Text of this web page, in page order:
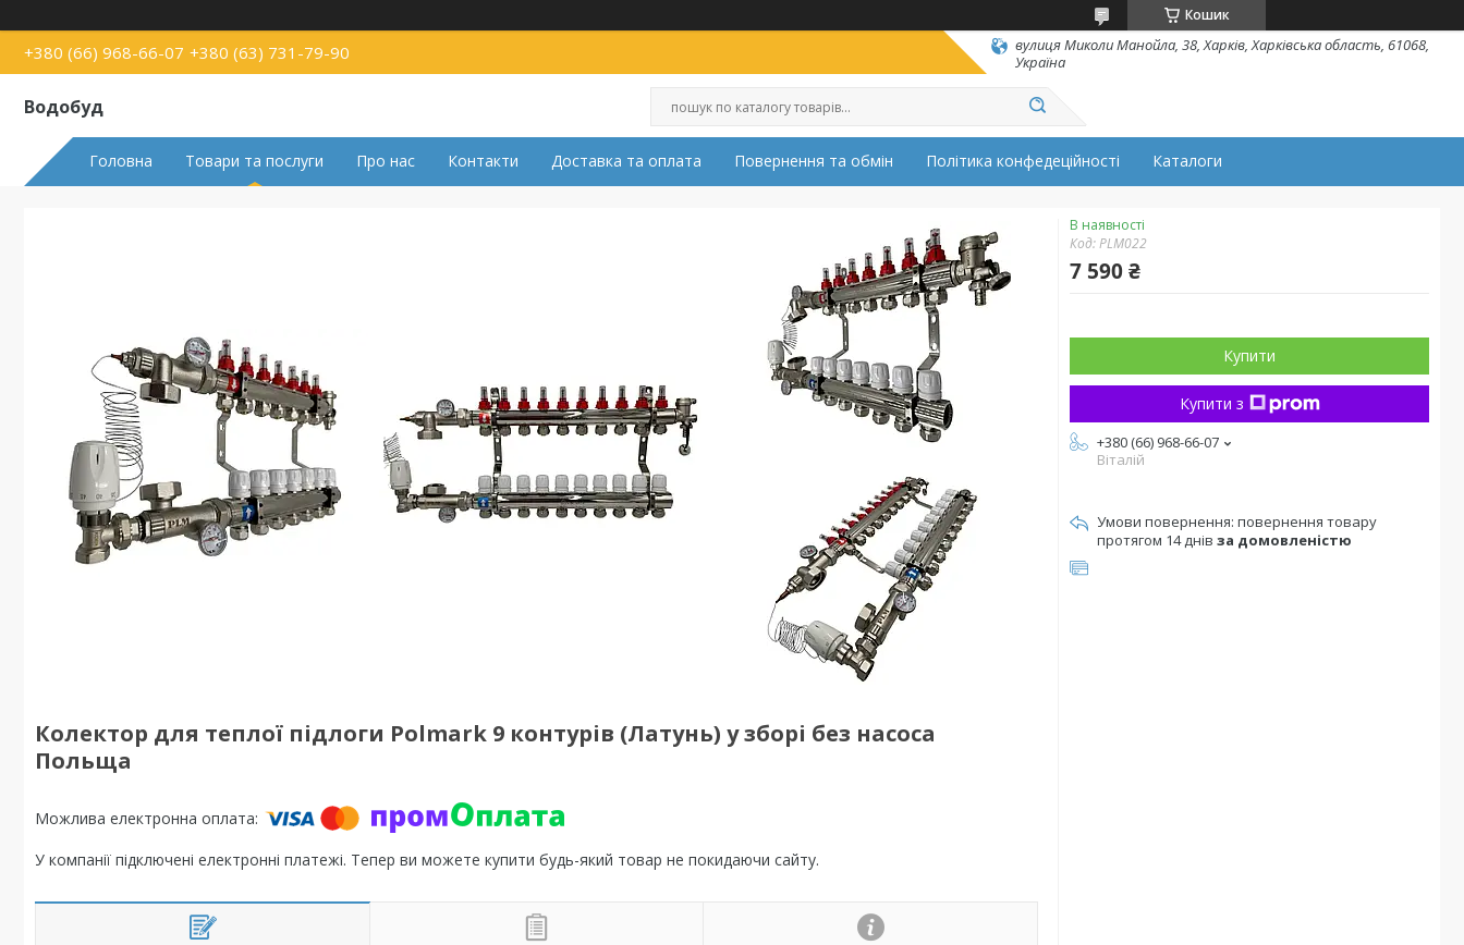
Кошик
+380 (66) 968-66-07 +380 (63) 731-79-90
вулиця Миколи Манойла, 38, Харків, Харківська область, 61068,
Україна
Водобуд
Головна Товари та послуги Про нас Контакти Доставка та оплата Повернення та обмін Політика конфедеційності Каталоги
Колектор для теплої підлоги Polmark 9 контурів (Латунь) у зборі без насоса
Польща
У компанії підключені електронні платежі. Тепер ви можете купити будь-який товар не покидаючи сайту.
В наявності
Код:PLM022
7 590 ₴
Купити
Купити з
+380 (66) 968-66-07
Віталій
повернення товару
протягом 14 днів за домовленістю